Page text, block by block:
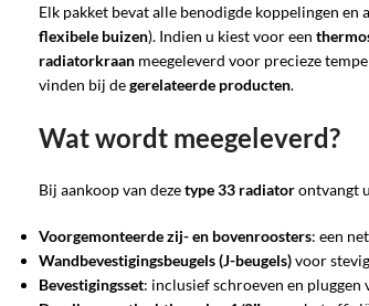
Elk pakket bevat alle benodigde koppelingen en
flexibele buizen). Indien u kiest voor een
radiatorkraan meegeleverd voor precieze
vinden bij degerelateerde producten.
Wat wordt meegeleverd?
Bij aankoop van dezetype 33 radiatorontvangt
Voorgemonteerde zij- en bovenroosters: een
Wandbevestigingsbeugels (J-beugels)voor
Bevestigingsset: inclusief schroeven en pluggen